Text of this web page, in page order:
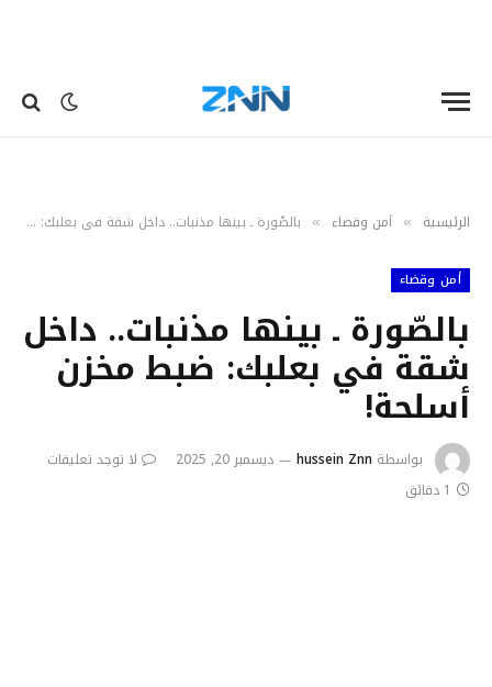
الرئيسية » أمن وقضاء » بالصّورة ـ بينها مذنبات.. داخل شقة في بعلبك: ضبط مخزن أسلحة!
أمن وقضاء
بالصّورة ـ بينها مذنبات.. داخل
شقة في بعلبك: ضبط مخزن
أسلحة!
بواسطة hussein Znn ديسمبر 20, 2025
لا توجد تعليقات
1 دقائق